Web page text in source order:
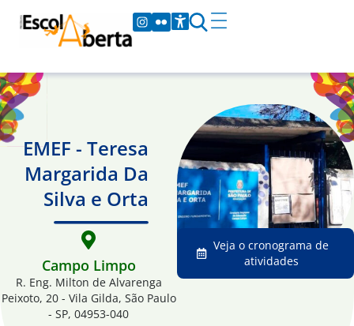
EMEF - Teresa
Margarida Da
Silva e Orta
Campo Limpo
R. Eng. Milton de Alvarenga
Peixoto, 20 - Vila Gilda, São Paulo
- SP, 04953-040
Veja o cronograma de
atividades